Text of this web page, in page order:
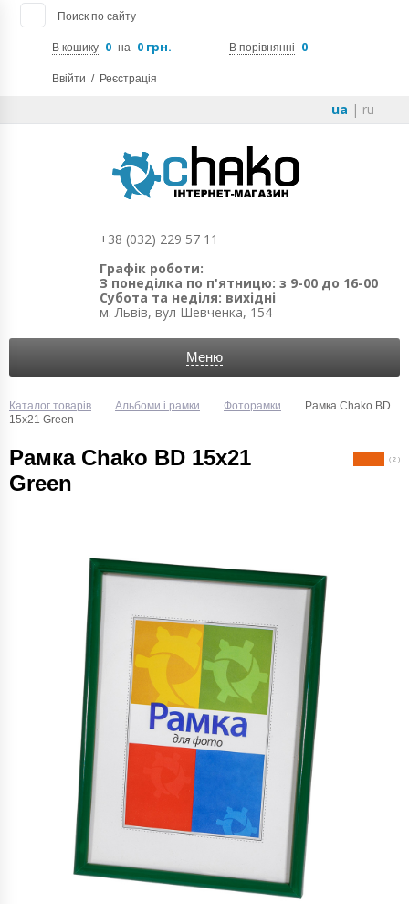
Поиск по сайту
В кошику 0 на 0 грн. В порівнянні 0
Ввійти / Реєстрація
ua | ru
+38 (032) 229 57 11
Графік роботи:
З понеділка по п'ятницю: з 9-00 до 16-00
Субота та неділя: вихідні
м. Львів, вул Шевченка, 154
Меню
Каталог товарів Альбоми і рамки Фоторамки
Рамка Chako BD
15x21 Green
Рамка Chako BD 15x21
Green
( 2 )